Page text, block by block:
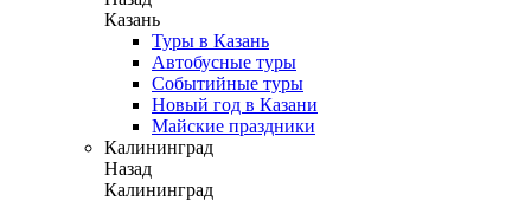
Казань
Туры в Казань
Автобусные туры
Событийные туры
Новый год в Казани
Майские праздники
Калининград
Назад
Калининград